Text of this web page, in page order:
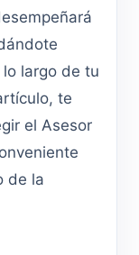
largo de tu
te
el Asesor
de la